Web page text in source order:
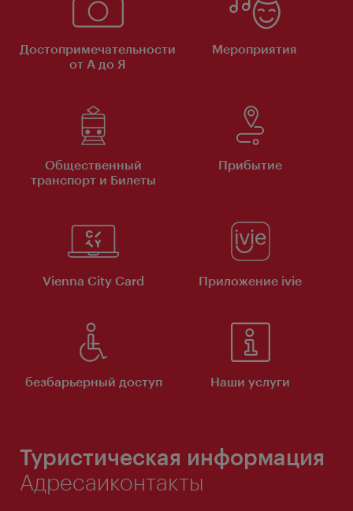
Достопримечательности
от А до Я
Мероприятия
Общественный
транспорт и Билеты
Прибытие
Vienna City Card Приложение ivie
безбарьерный доступ Наши услуги
Туристическая информация
Адресаиконтакты